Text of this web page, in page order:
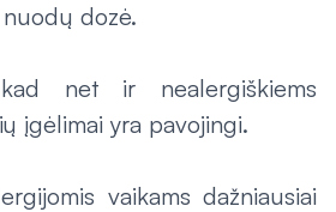
dozė.
net ir nealergiškiems
įgėlimai yra pavojingi.
vaikams dažniausiai